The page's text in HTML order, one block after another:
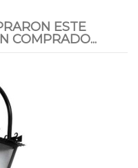
ESTE
COMPRADO...